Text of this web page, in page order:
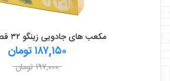
مکعب های جادویی زینگو ۳۲ قطعه ۳ در ۱
۱۸۷,۱۵۰ تومان
۱۹۷,۰۰۰ تومان